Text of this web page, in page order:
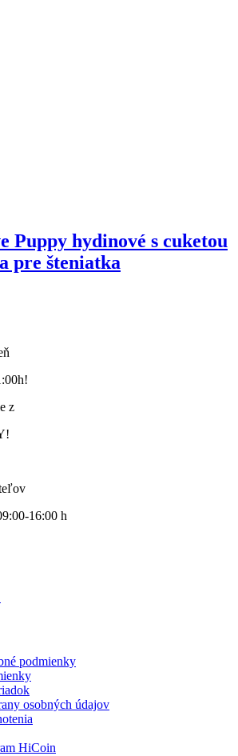
Puppy hydinové s cuketou
pre šteniatka
z
16:00 h
podmienky
osobných údajov
HiCoin